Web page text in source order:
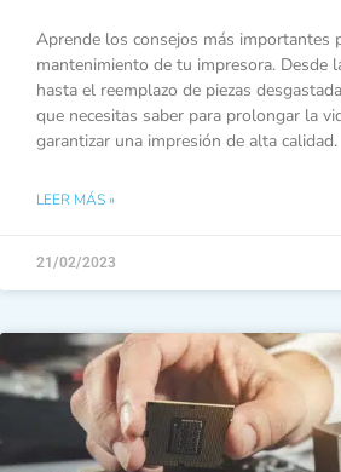
Aprende los consejos más importantes
mantenimiento de tu impresora. Desde
hasta el reemplazo de piezas
que necesitas saber para prolongar la
garantizar una impresión de alta calidad.
LEER MÁS »
21/02/2023